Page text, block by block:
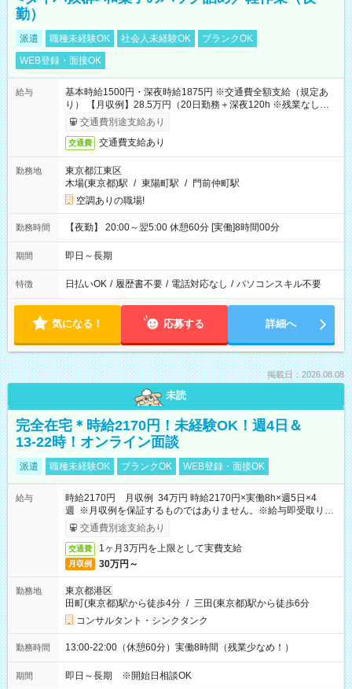
勤）
派遣 職種未経験OK 社会人未経験OK
ブランクOK
WEB登録・面接OK
給与
基本時給1500円・深夜時給1875円 ※交通費全額支給（規定あ
り） 【月収例】28.5万円（20日勤務＋深夜120h ※残業なしの場
合）交通費別途支給あり
交通費 交通費支給あり
勤務地
東京都江東区
木場(東京都)駅 / 東陽町駅 / 門前仲町駅
空調ありの職場!
勤務時間 【夜勤】 20:00～翌5:00 休憩60分 [実働]8時間00分
期間 即日～長期
特徴 日払いOK / 履歴書不要 / 電話対応なし / パソコンスキル不要
気になる！ 応募する 詳細へ
掲載日：2026.08.08
未読
完全在宅＊時給2170円！未経験OK！週4日＆
13-22時！オンライン面談
派遣 職種未経験OK ブランクOK WEB登録・面接OK
給与
時給2170円 月収例 34万円 時給2170円×実働8h×週5日×4
週 ※月収例を保証するものではありません。※給与即受取りサ
ービス利用可（利用条件有）
交通費別途支給あり
交通費 1ヶ月3万円を上限として実費支給
月収例 30万円～
勤務地
東京都港区
田町(東京都)駅から徒歩4分 / 三田(東京都)駅から徒歩6分
コンサルタント・シンクタンク
勤務時間 13:00-22:00（休憩60分）実働8時間（残業少なめ！）
期間 即日～長期 ※開始日相談OK